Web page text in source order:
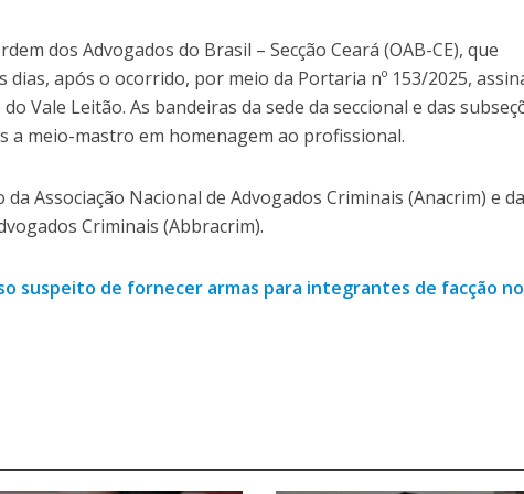
dos Advogados do Brasil – Secção Ceará (OAB-CE), que
após o ocorrido, por meio da Portaria nº 153/2025,
Vale Leitão. As bandeiras da sede da seccional e das
a meio-mastro em homenagem ao profissional.
Associação Nacional de Advogados Criminais (Anacrim) e da
Criminais (Abbracrim).
suspeito de fornecer armas para integrantes de facção no